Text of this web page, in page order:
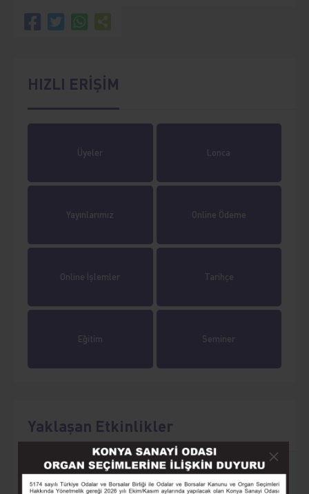
HIZLI ERİŞİM
Üyeler Lonca
Yayınlarımız Online Ödeme
Online İşlemler Tarihçe
Eğitim Seminer
Yaklaşan Etkinlikler
AKILLI TARIM MAKİNELERİ VE OTOMASYON